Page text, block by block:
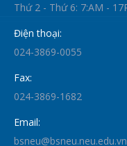
Thứ 2 - Thứ 6: 7:AM -
Điện thoại:
024-3869-0055
Fax:
024-3869-1682
Email:
bsneu@bsneu.neu.edu.vn